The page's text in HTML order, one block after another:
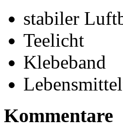
stabiler
Teelicht
Klebeband
Kommentare